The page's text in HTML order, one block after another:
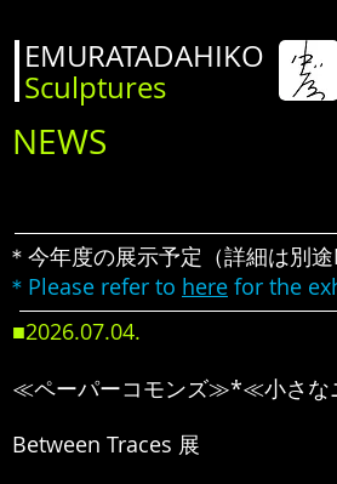
EMURATADAHIKO
Sculptures
NEWS
＊今年度の展示予定（詳細は別
＊Please refer to here for the
■2026.07.04.
≪ペーパーコモンズ≫*≪小さな
Between Traces 展